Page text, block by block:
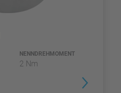
NENNDREHMOMENT
2 Nm